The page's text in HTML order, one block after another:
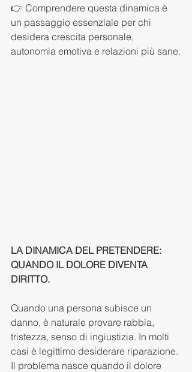
👉 Comprendere questa dinamica è
un passaggio essenziale per chi
desidera crescita personale,
autonomia emotiva e relazioni più sane.
LA DINAMICA DEL PRETENDERE:
QUANDO IL DOLORE DIVENTA
DIRITTO.
Quando una persona subisce un
danno, è naturale provare rabbia,
tristezza, senso di ingiustizia. In molti
casi è legittimo desiderare riparazione.
Il problema nasce quando il dolore